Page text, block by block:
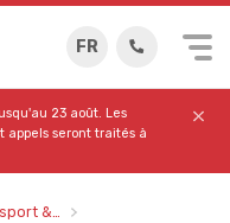
FR
23 août. Les
appels seront traités à
&…